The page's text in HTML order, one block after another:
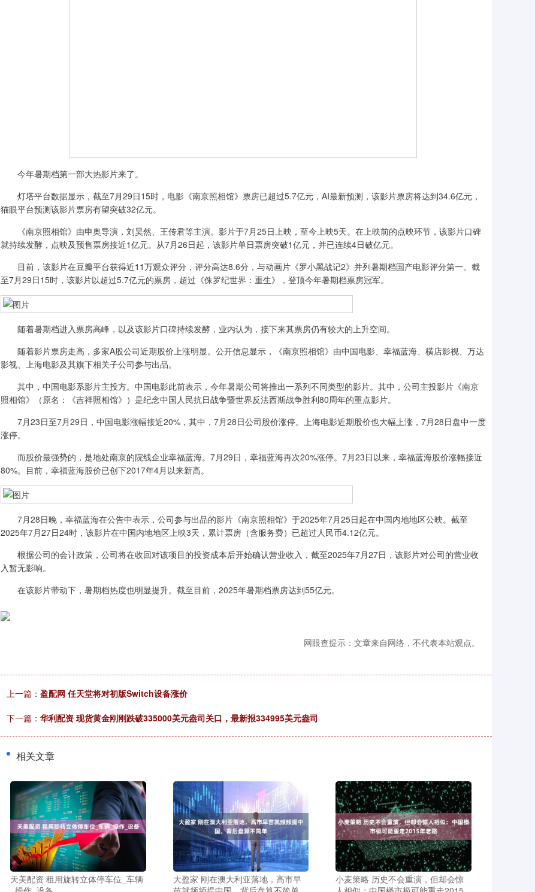
今年暑期档第一部大热影片来了。
灯塔平台数据显示，截至7月29日15时，电影《南京照相馆》票房已超过5.7亿元，AI最新预测，该影片票房将达到34.6亿元，
猫眼平台预测该影片票房有望突破32亿元。
《南京照相馆》由申奥导演，刘昊然、王传君等主演。影片于7月25日上映，至今上映5天。在上映前的点映环节，该影片口碑
就持续发酵，点映及预售票房接近1亿元。从7月26日起，该影片单日票房突破1亿元，并已连续4日破亿元。
目前，该影片在豆瓣平台获得近11万观众评分，评分高达8.6分，与动画片《罗小黑战记2》并列暑期档国产电影评分第一。截
至7月29日15时，该影片以超过5.7亿元的票房，超过《侏罗纪世界：重生》，登顶今年暑期档票房冠军。
随着暑期档进入票房高峰，以及该影片口碑持续发酵，业内认为，接下来其票房仍有较大的上升空间。
随着影片票房走高，多家A股公司近期股价上涨明显。公开信息显示，《南京照相馆》由中国电影、幸福蓝海、横店影视、万达
影视、上海电影及其旗下相关子公司参与出品。
其中，中国电影系影片主投方。中国电影此前表示，今年暑期公司将推出一系列不同类型的影片。其中，公司主投影片《南京
照相馆》（原名：《吉祥照相馆》）是纪念中国人民抗日战争暨世界反法西斯战争胜利80周年的重点影片。
7月23日至7月29日，中国电影涨幅接近20%，其中，7月28日公司股价涨停。上海电影近期股价也大幅上涨，7月28日盘中一度
涨停。
而股价最强势的，是地处南京的院线企业幸福蓝海。7月29日，幸福蓝海再次20%涨停。7月23日以来，幸福蓝海股价涨幅接近
80%。目前，幸福蓝海股价已创下2017年4月以来新高。
7月28日晚，幸福蓝海在公告中表示，公司参与出品的影片《南京照相馆》于2025年7月25日起在中国内地地区公映。截至
2025年7月27日24时，该影片在中国内地地区上映3天，累计票房（含服务费）已超过人民币4.12亿元。
根据公司的会计政策，公司将在收回对该项目的投资成本后开始确认营业收入，截至2025年7月27日，该影片对公司的营业收
入暂无影响。
在该影片带动下，暑期档热度也明显提升。截至目前，2025年暑期档票房达到55亿元。
网眼查提示：文章来自网络，不代表本站观点。
上一篇： 盈配网 任天堂将对初版Switch设备涨价
下一篇： 华利配资 现货黄金刚刚跌破335000美元盎司关口，最新报334995美元盎司
相关文章
天美配资 租用旋转立体停车位_车辆
大盈家 刚在澳大利亚落地，高市早
小麦策略 历史不会重演，但却会惊